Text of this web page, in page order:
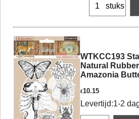
stuks
WTKCC193
Natural
Amazonia
€10.15
Levertijd:1-2